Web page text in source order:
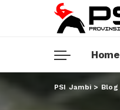
Home
PSI Jambi > Blog